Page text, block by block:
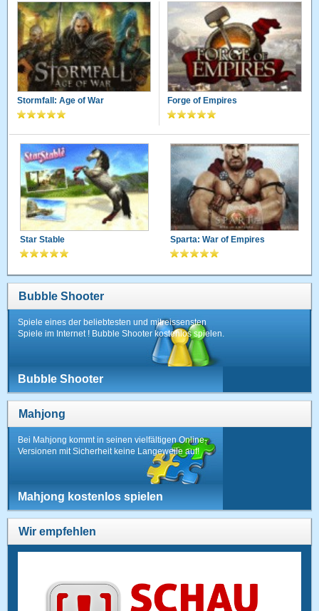
Stormfall: Age of War Forge of Empires
Star Stable Sparta: War of Empires
Bubble Shooter
Spiele eines der beliebtesten und mitreissensten
Spiele im Internet ! Bubble Shooter kostenlos spielen.
Bubble Shooter
Mahjong
Bei Mahjong kommt in seinen vielfältigen Online-
Versionen mit Sicherheit keine Langeweile auf!
Mahjong kostenlos spielen
Wir empfehlen